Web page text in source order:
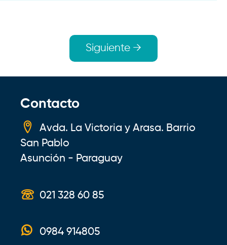
Siguiente →
Contacto
Avda. La Victoria y Arasa. Barrio
San Pablo
Asunción - Paraguay
021 328 60 85
0984 914805